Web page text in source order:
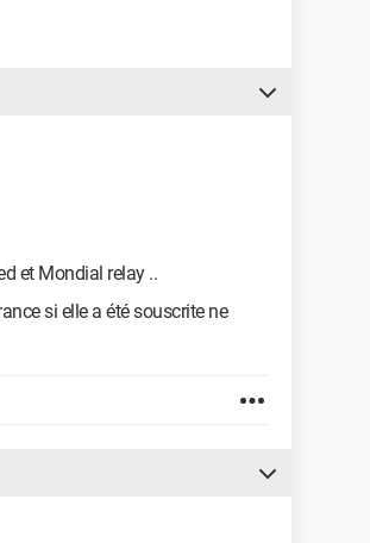
et Mondial relay ..
si elle a été souscrite ne